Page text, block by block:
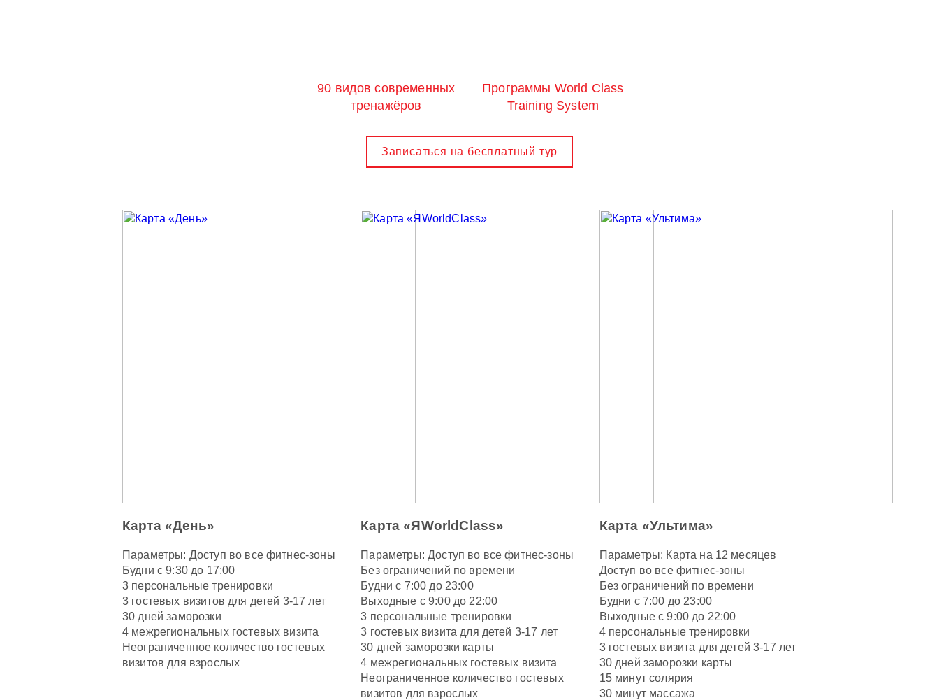
90 видов современных
тренажёров
Программы World Class
Training System
Записаться на бесплатный тур
Карта «День»
Параметры: Доступ во все фитнес-зоны
Будни с 9:30 до 17:00
3 персональные тренировки
3 гостевых визитов для детей 3-17 лет
30 дней заморозки
4 межрегиональных гостевых визита
Неограниченное количество гостевых
визитов для взрослых
Карта «ЯWorldClass»
Параметры: Доступ во все фитнес-зоны
Без ограничений по времени
Будни с 7:00 до 23:00
Выходные с 9:00 до 22:00
3 персональные тренировки
3 гостевых визита для детей 3-17 лет
30 дней заморозки карты
4 межрегиональных гостевых визита
Неограниченное количество гостевых
визитов для взрослых
Карта «Ультима»
Параметры: Карта на 12 месяцев
Доступ во все фитнес-зоны
Без ограничений по времени
Будни с 7:00 до 23:00
Выходные с 9:00 до 22:00
4 персональные тренировки
3 гостевых визита для детей 3-17 лет
30 дней заморозки карты
15 минут солярия
30 минут массажа